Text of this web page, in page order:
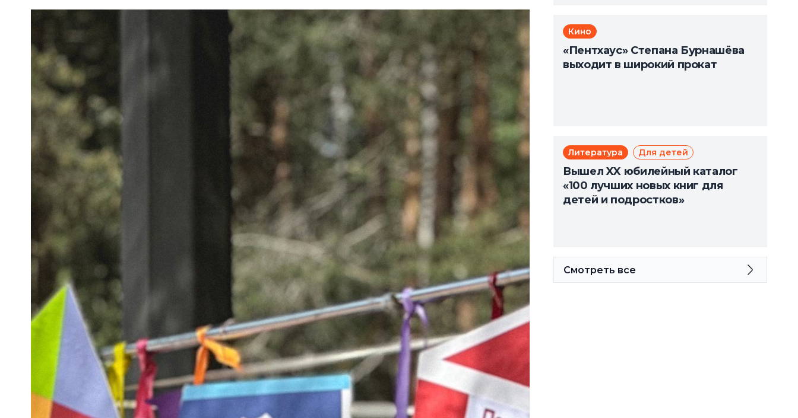
Кино
«Пентхаус» Степана Бурнашёва
выходит в широкий прокат
Литература Для детей
Вышел XX юбилейный каталог
«100 лучших новых книг для
детей и подростков»
Смотреть все